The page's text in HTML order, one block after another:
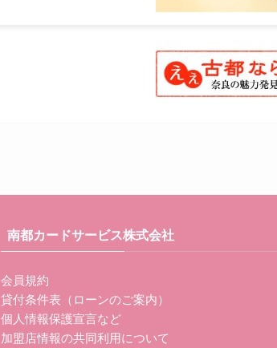
南都カードサービス株式会社
会員規約
貸付条件表（ローンのご案内）
個人情報保護宣言など
加盟店情報の共同利用について